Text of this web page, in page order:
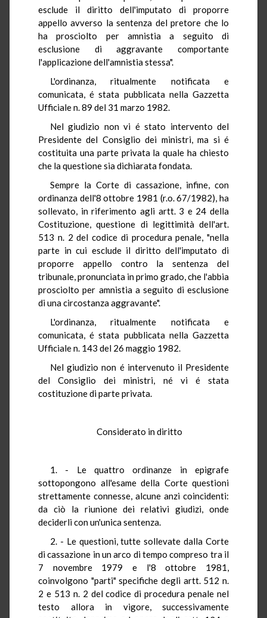
esclude il diritto dell'imputato di proporre
appello avverso la sentenza del pretore che lo
ha prosciolto per amnistia a seguito di
esclusione di aggravante comportante
l'applicazione dell'amnistia stessa".
L'ordinanza, ritualmente notificata e
comunicata, é stata pubblicata nella Gazzetta
Ufficiale n. 89 del 31 marzo 1982.
Nel giudizio non vi é stato intervento del
Presidente del Consiglio dei ministri, ma si é
costituita una parte privata la quale ha chiesto
che la questione sia dichiarata fondata.
Sempre la Corte di cassazione, infine, con
ordinanza dell'8 ottobre 1981 (r.o. 67/1982), ha
sollevato, in riferimento agli artt. 3 e 24 della
Costituzione, questione di legittimità dell'art.
513 n. 2 del codice di procedura penale, "nella
parte in cui esclude il diritto dell'imputato di
proporre appello contro la sentenza del
tribunale, pronunciata in primo grado, che l'abbia
prosciolto per amnistia a seguito di esclusione
di una circostanza aggravante".
L'ordinanza, ritualmente notificata e
comunicata, é stata pubblicata nella Gazzetta
Ufficiale n. 143 del 26 maggio 1982.
Nel giudizio non é intervenuto il Presidente
del Consiglio dei ministri, né vi é stata
costituzione di parte privata.
Considerato in diritto
1. - Le quattro ordinanze in epigrafe
sottopongono all'esame della Corte questioni
strettamente connesse, alcune anzi coincidenti:
da ciò la riunione dei relativi giudizi, onde
deciderli con un'unica sentenza.
2. - Le questioni, tutte sollevate dalla Corte
di cassazione in un arco di tempo compreso tra il
7 novembre 1979 e l'8 ottobre 1981,
coinvolgono "parti" specifiche degli artt. 512 n.
2 e 513 n. 2 del codice di procedura penale nel
testo allora in vigore, successivamente